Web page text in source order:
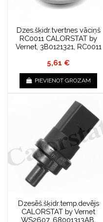
Dzes.šķidr.tvertnes vāciņš
RC0011 CALORSTAT by
Vernet, 3B0121321, RC0011
5,61 €
PIEVIENOT GROZAM
Dzesēš.šķidr.temp.devējs
CALORSTAT by Vernet
WS2607, 68001313AB,